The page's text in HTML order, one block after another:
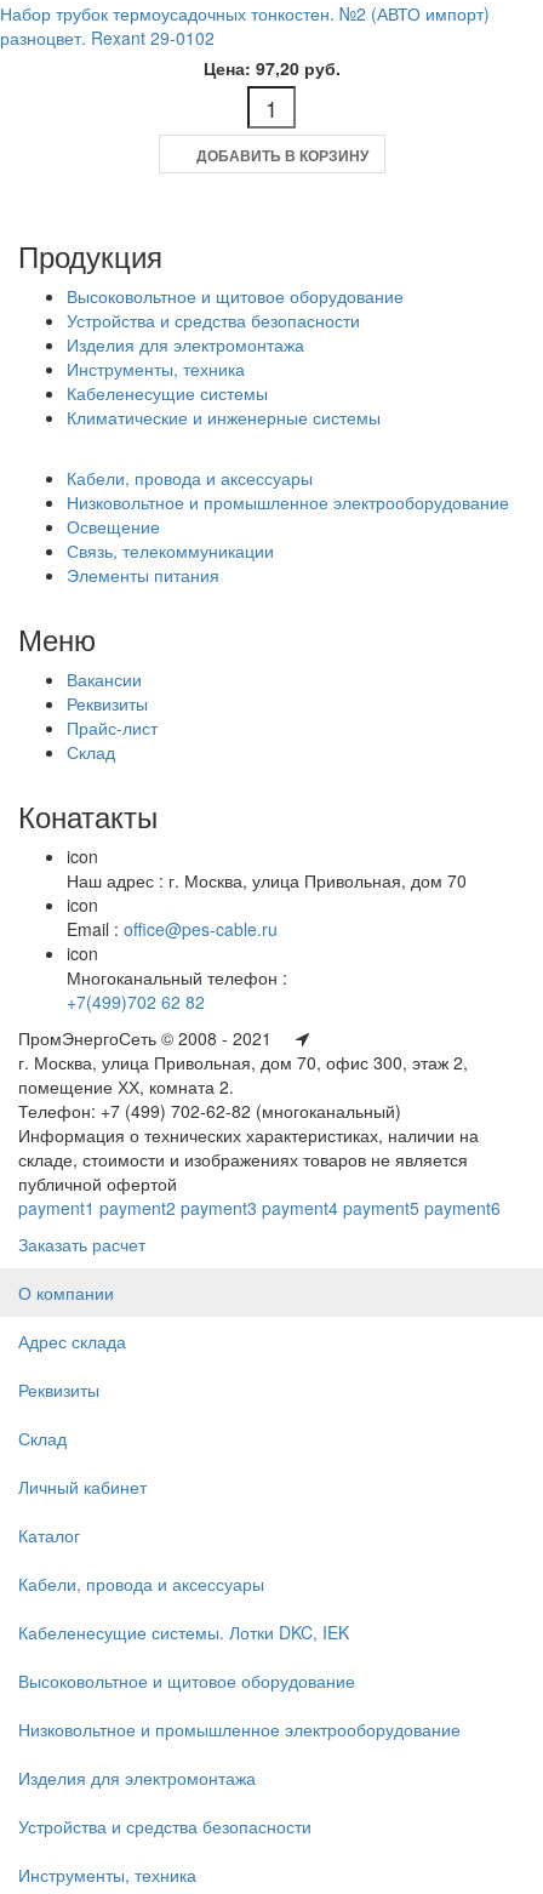
Набор трубок термоусадочных тонкостен. №2 (АВТО импорт)
разноцвет. Rexant 29-0102
Цена: 97,20 руб.
ДОБАВИТЬ В КОРЗИНУ
Продукция
Высоковольтное и щитовое оборудование
Устройства и средства безопасности
Изделия для электромонтажа
Инструменты, техника
Кабеленесущие системы
Климатические и инженерные системы
Кабели, провода и аксессуары
Низковольтное и промышленное электрооборудование
Освещение
Связь, телекоммуникации
Элементы питания
Меню
Вакансии
Реквизиты
Прайс-лист
Склад
Конатакты
icon
Наш адрес : г. Москва, улица Привольная, дом 70
icon
Email : office@pes-cable.ru
icon
Многоканальный телефон :
+7(499)702 62 82
ПромЭнергоСеть © 2008 - 2021
г. Москва, улица Привольная, дом 70, офис 300, этаж 2,
помещение ХХ, комната 2.
Телефон: +7 (499) 702-62-82 (многоканальный)
Информация о технических характеристиках, наличии на
складе, стоимости и изображениях товаров не является
публичной офертой
payment1 payment2 payment3 payment4 payment5 payment6
Заказать расчет
О компании
Адрес склада
Реквизиты
Склад
Личный кабинет
Каталог
Кабели, провода и аксессуары
Кабеленесущие системы. Лотки DKC, IEK
Высоковольтное и щитовое оборудование
Низковольтное и промышленное электрооборудование
Изделия для электромонтажа
Устройства и средства безопасности
Инструменты, техника